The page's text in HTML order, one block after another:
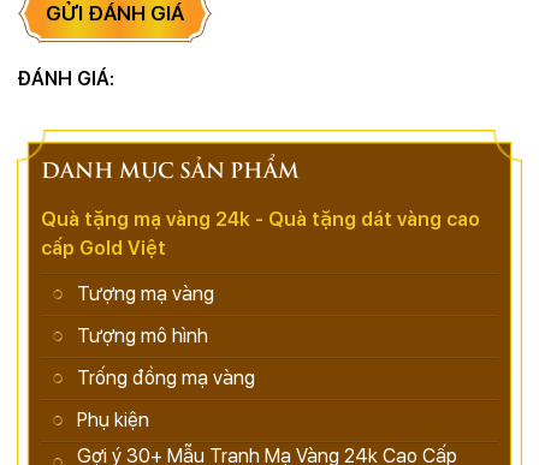
GỬI ĐÁNH GIÁ
ĐÁNH GIÁ:
DANH MỤC SẢN PHẨM
Quà tặng mạ vàng 24k - Quà tặng dát vàng cao
cấp Gold Việt
Tượng mạ vàng
Tượng mô hình
Trống đồng mạ vàng
Phụ kiện
Gợi ý 30+ Mẫu Tranh Mạ Vàng 24k Cao Cấp